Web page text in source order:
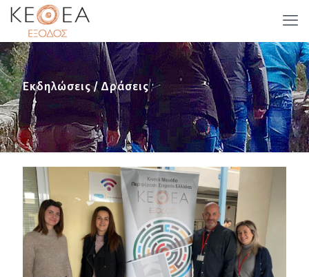
Εκδηλώσεις / Δράσεις